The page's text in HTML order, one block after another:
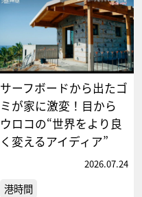
サーフボードから出たゴ
ミが家に激変！目から
ウロコの“世界をより良
く変えるアイディア”
2026.07.24
港時間